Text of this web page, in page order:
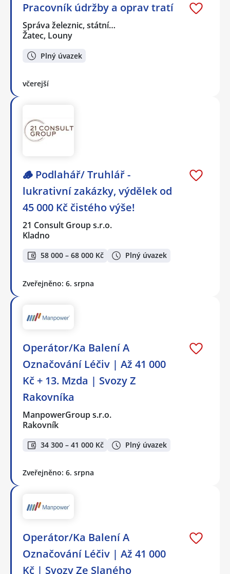
Pracovník údržby a oprav tratí
Správa železnic, státní…
Žatec, Louny
Plný úvazek
včerejší
🪵 Podlahář/ Truhlář -
lukrativní zakázky, výdělek od
45 000 Kč čistého výše!
21 Consult Group s.r.o.
Kladno
58 000 – 68 000 Kč Plný úvazek
Zveřejněno: 6. srpna
Operátor/Ka Balení A
Označování Léčiv | Až 41 000
Kč + 13. Mzda | Svozy Z
Rakovníka
ManpowerGroup s.r.o.
Rakovník
34 300 – 41 000 Kč Plný úvazek
Zveřejněno: 6. srpna
Operátor/Ka Balení A
Označování Léčiv | Až 41 000
Kč | Svozy Ze Slaného